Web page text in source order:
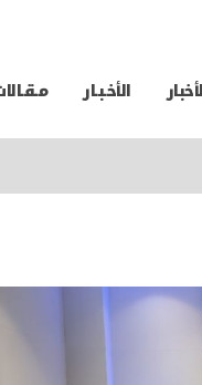
الأخـبـار